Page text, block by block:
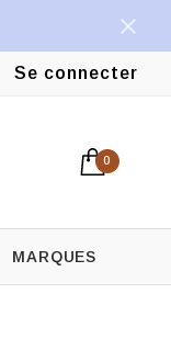
Se connecter
0
MARQUES